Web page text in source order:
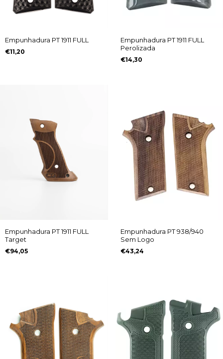
Empunhadura PT 1911 FULL
€11,20
Empunhadura PT 1911 FULL
Perolizada
€14,30
Empunhadura PT 1911 FULL
Target
€94,05
Empunhadura PT 938/940
Sem Logo
€43,24